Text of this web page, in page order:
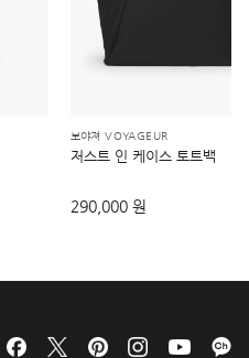
보야져 VOYAGEUR
저스트 인 케이스 토트백
290,000 원